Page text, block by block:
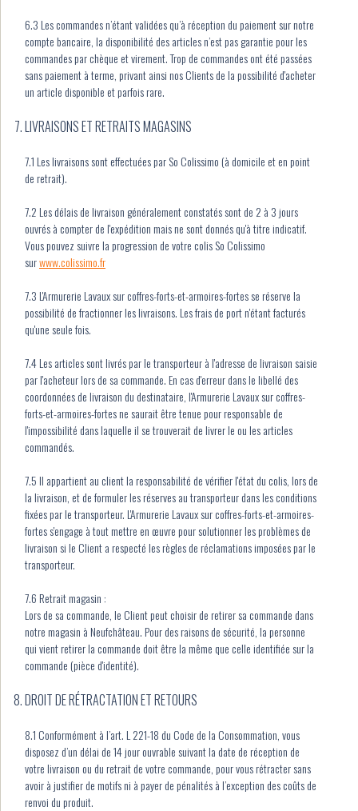
6.3 Les commandes n’étant validées qu’à réception du paiement sur notre
compte bancaire, la disponibilité des articles n’est pas garantie pour les
commandes par chèque et virement. Trop de commandes ont été passées
sans paiement à terme, privant ainsi nos Clients de la possibilité d'acheter
un article disponible et parfois rare.
LIVRAISONS ET RETRAITS MAGASINS
7.1 Les livraisons sont effectuées par So Colissimo (à domicile et en point
de retrait).
7.2 Les délais de livraison généralement constatés sont de 2 à 3 jours
ouvrés à compter de l'expédition mais ne sont donnés qu'à titre indicatif.
Vous pouvez suivre la progression de votre colis So Colissimo
surwww.colissimo.fr
7.3 L'Armurerie Lavaux sur coffres-forts-et-armoires-fortes se réserve la
possibilité de fractionner les livraisons. Les frais de port n'étant facturés
qu'une seule fois.
7.4 Les articles sont livrés par le transporteur à l'adresse de livraison saisie
par l'acheteur lors de sa commande. En cas d'erreur dans le libellé des
coordonnées de livraison du destinataire, l'Armurerie Lavaux sur coffres-
forts-et-armoires-fortes ne saurait être tenue pour responsable de
l'impossibilité dans laquelle il se trouverait de livrer le ou les articles
commandés.
7.5 Il appartient au client la responsabilité de vérifier l'état du colis, lors de
la livraison, et de formuler les réserves au transporteur dans les conditions
fixées par le transporteur. L'Armurerie Lavaux sur coffres-forts-et-armoires-
fortes s'engage à tout mettre en œuvre pour solutionner les problèmes de
livraison si le Client a respecté les règles de réclamations imposées par le
transporteur.
7.6 Retrait magasin :
Lors de sa commande, le Client peut choisir de retirer sa commande dans
notre magasin à Neufchâteau. Pour des raisons de sécurité, la personne
qui vient retirer la commande doit être la même que celle identifiée sur la
commande (pièce d'identité).
DROIT DE RÉTRACTATION ET RETOURS
8.1 Conformément à l’art. L 221-18 du Code de la Consommation, vous
disposez d’un délai de 14 jour ouvrable suivant la date de réception de
votre livraison ou du retrait de votre commande, pour vous rétracter sans
avoir à justifier de motifs ni à payer de pénalités à l’exception des coûts de
renvoi du produit.